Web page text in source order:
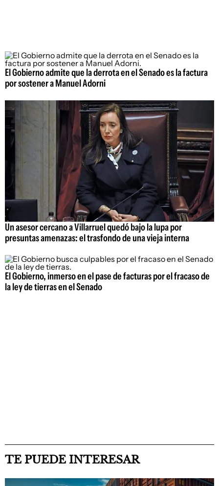
El Gobierno admite que la derrota en el Senado es la factura
por sostener a Manuel Adorni
Un asesor cercano a Villarruel quedó bajo la lupa por
presuntas amenazas: el trasfondo de una vieja interna
El Gobierno, inmerso en el pase de facturas por el fracaso de
la ley de tierras en el Senado
TE PUEDE INTERESAR